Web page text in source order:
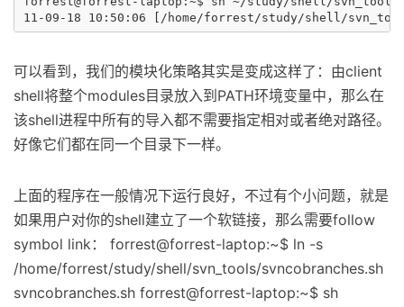
可以看到，我们的模块化策略其实是变成这样了：由client
shell将整个modules目录放入到PATH环境变量中，那么在
该shell进程中所有的导入都不需要指定相对或者绝对路径。
好像它们都在同一个目录下一样。
上面的程序在一般情况下运行良好，不过有个小问题，就是
如果用户对你的shell建立了一个软链接，那么需要follow
symbol link： forrest@forrest-laptop:~$ ln -s
/home/forrest/study/shell/svn_tools/svncobranches.sh
svncobranches.sh forrest@forrest-laptop:~$ sh